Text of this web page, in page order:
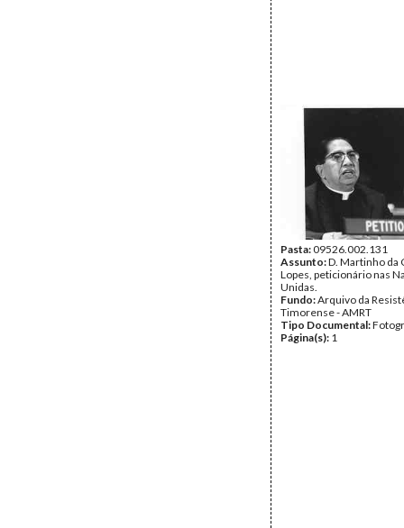
Pasta:09526.002.131
Assunto:D. Martinho da
Lopes, peticionário nas
Unidas.
Fundo:Arquivo da
Timorense - AMRT
Tipo Documental:
Página(s): 1